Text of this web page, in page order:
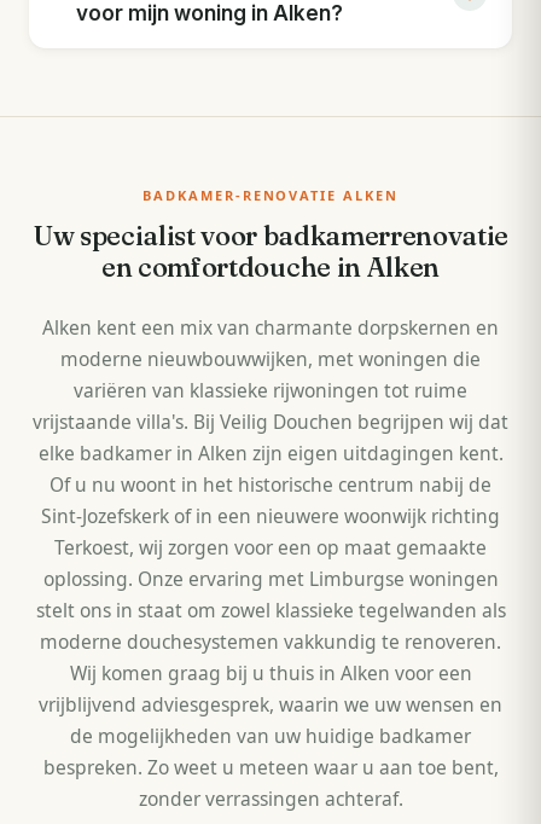
voor mijn woning in Alken?
BADKAMER-RENOVATIE ALKEN
Uw specialist voor badkamerrenovatie
en comfortdouche in Alken
Alken kent een mix van charmante dorpskernen en
moderne nieuwbouwwijken, met woningen die
variëren van klassieke rijwoningen tot ruime
vrijstaande villa's. Bij Veilig Douchen begrijpen wij dat
elke badkamer in Alken zijn eigen uitdagingen kent.
Of u nu woont in het historische centrum nabij de
Sint-Jozefskerk of in een nieuwere woonwijk richting
Terkoest, wij zorgen voor een op maat gemaakte
oplossing. Onze ervaring met Limburgse woningen
stelt ons in staat om zowel klassieke tegelwanden als
moderne douchesystemen vakkundig te renoveren.
Wij komen graag bij u thuis in Alken voor een
vrijblijvend adviesgesprek, waarin we uw wensen en
de mogelijkheden van uw huidige badkamer
bespreken. Zo weet u meteen waar u aan toe bent,
zonder verrassingen achteraf.